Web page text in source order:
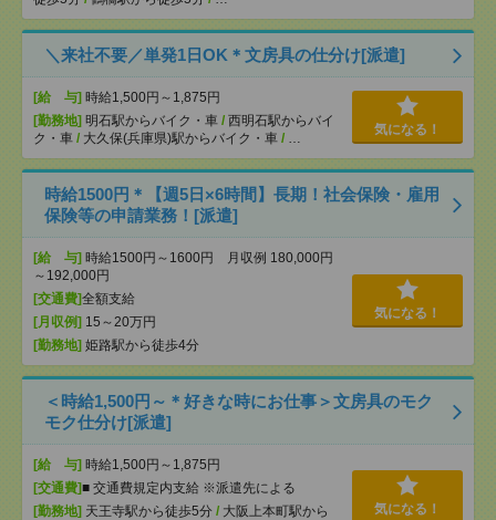
＼来社不要／単発1日OK＊文房具の仕分け[派遣]
[給 与] 時給1,500円～1,875円
[勤務地] 明石駅からバイク・車 / 西明石駅からバイ
ク・車 / 大久保(兵庫県)駅からバイク・車 / …
気になる！
時給1500円＊【週5日×6時間】長期！社会保険・雇用
保険等の申請業務！[派遣]
[給 与] 時給1500円～1600円 月収例 180,000円
～192,000円
[交通費]全額支給
[月収例] 15～20万円
[勤務地] 姫路駅から徒歩4分
気になる！
＜時給1,500円～＊好きな時にお仕事＞文房具のモク
モク仕分け[派遣]
[給 与] 時給1,500円～1,875円
[交通費]■ 交通費規定内支給 ※派遣先による
[勤務地] 天王寺駅から徒歩5分 / 大阪上本町駅から
気になる！